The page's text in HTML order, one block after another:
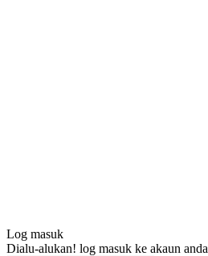
Log masuk
Dialu-alukan! log masuk ke akaun anda